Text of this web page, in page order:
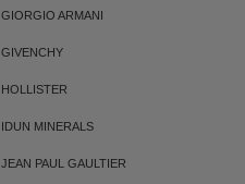
GIORGIO ARMANI
GIVENCHY
HOLLISTER
IDUN MINERALS
JEAN PAUL GAULTIER